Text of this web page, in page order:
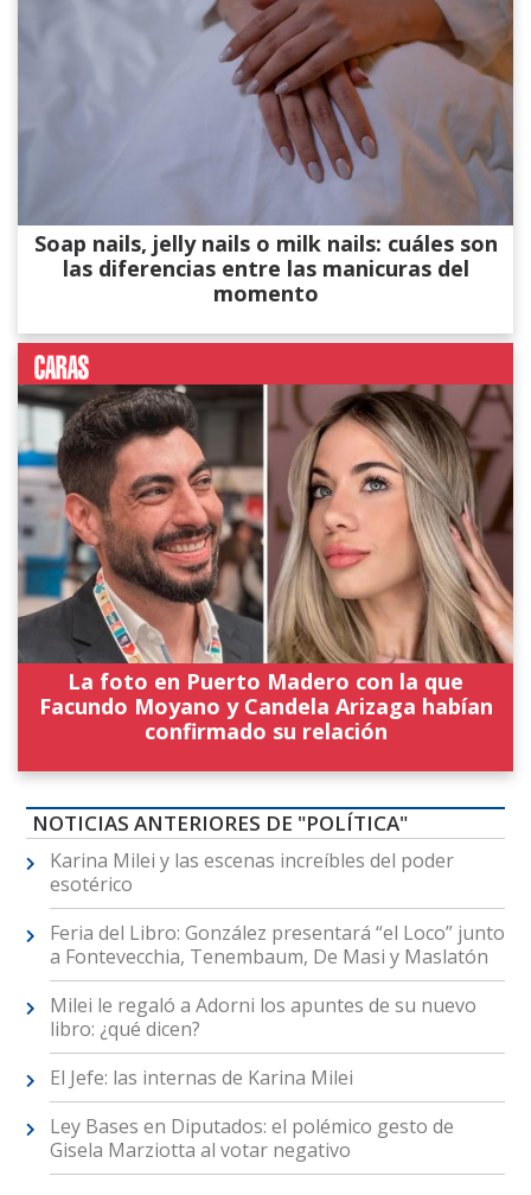
Soap nails, jelly nails o milk nails: cuáles son
las diferencias entre las manicuras del
momento
La foto en Puerto Madero con la que
Facundo Moyano y Candela Arizaga habían
confirmado su relación
NOTICIAS ANTERIORES DE "POLÍTICA"
Karina Milei y las escenas increíbles del poder
esotérico
Feria del Libro: González presentará “el Loco” junto
a Fontevecchia, Tenembaum, De Masi y Maslatón
Milei le regaló a Adorni los apuntes de su nuevo
libro: ¿qué dicen?
El Jefe: las internas de Karina Milei
Ley Bases en Diputados: el polémico gesto de
Gisela Marziotta al votar negativo